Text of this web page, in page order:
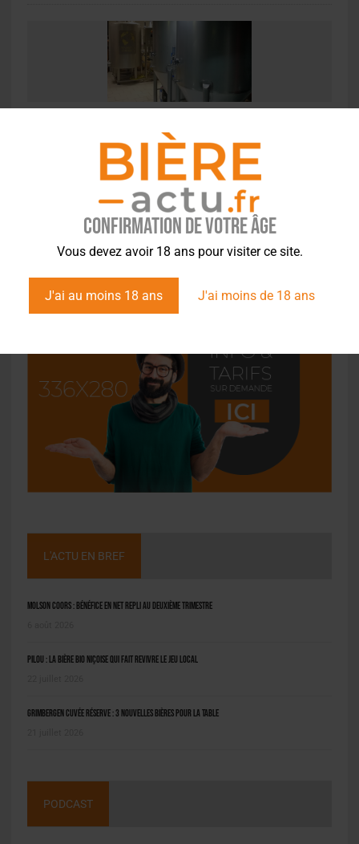
Confirmation de votre âge
Vous devez avoir 18 ans pour visiter ce site.
J'ai au moins 18 ans J'ai moins de 18 ans
PODCAST – Visite de la Brasserie Matrina
America, à Saint-Dié-des-Vosges
L'ACTU EN BREF
Molson Coors : bénéfice en net repli au deuxième trimestre
Pilou : la bière bio niçoise qui fait revivre le jeu local
Grimbergen Cuvée Réserve : 3 nouvelles bières pour la table
PODCAST